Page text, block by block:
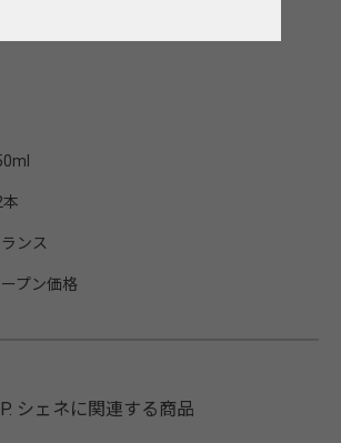
本
ンス
プン価格
シェネに関連する商品